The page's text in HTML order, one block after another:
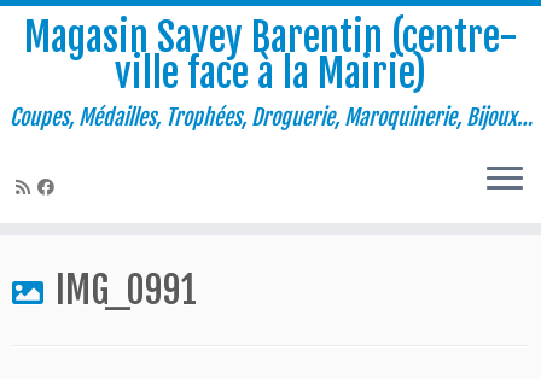
contenu
Magasin Savey Barentin (centre-
ville face à la Mairie)
Coupes, Médailles, Trophées, Droguerie, Maroquinerie, Bijoux…
IMG_0991